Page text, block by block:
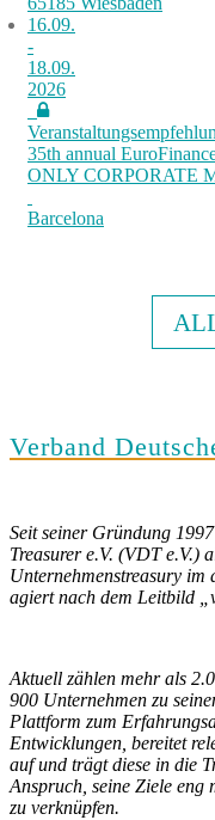
16.09.
-
18.09.
2026
35th annual
ONLY CORPORATE
Barcelona
Verband
Seit seiner Gründung
Treasurer e.V. (VDT e.V.)
Unternehmenstreasury im
agiert nach dem Leitbild
Aktuell zählen mehr als
900 Unternehmen zu
Plattform zum
Entwicklungen, bereitet
auf und trägt diese in die
Anspruch, seine Ziele eng
zu verknüpfen.